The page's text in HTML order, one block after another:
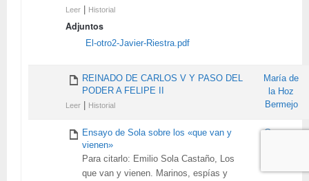
Leer Historial
Adjuntos
El-otro2-Javier-Riestra.pdf
REINADO DE CARLOS V Y PASO DEL
PODER A FELIPE II
Leer Historial
María de
la Hoz
Bermejo
Ensayo de Sola sobre los «que van y
vienen»
Para citarlo: Emilio Sola Castaño, Los
que van y vienen. Marinos, espías y
Gennaro